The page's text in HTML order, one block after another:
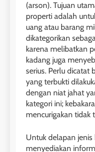
(arson). Tujuan
properti adalah
uang atau barang
dikategorikan
karena melibatkan
kadang juga
serius. Perlu dicatat
yang terbukti
dengan niat jahat
kategori ini;
mencurigakan tidak
Untuk delapan jenis
menyediakan